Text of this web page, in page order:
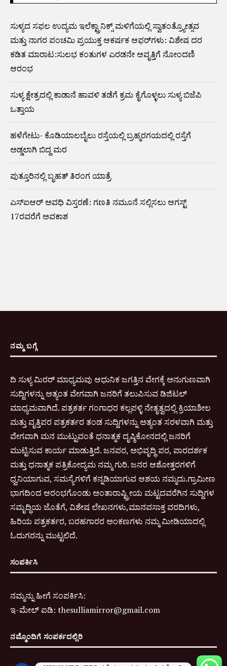
ಸುಳ್ಯದ ಸಫಲ ಉದ್ಯಮ ಇಲೆಕ್ಟ್ರಾನಿಕ್ಸ್ ಮಳಿಗೆಯಲ್ಲಿ ಸ್ವಾತಂತ್ರ್ಯೋತ್ಸವ
ಮತ್ತು ನಾಗರ ಪಂಚಮಿ ಪ್ರಯುಕ್ತ ಆಕರ್ಷಕ ಆಫರ್‌ಗಳು: ವಿಶೇಷ ದರ
ಕಡಿತ ಮಾರಾಟ:ಸುಲಭ ಕಂತುಗಳ ಎರಡನೇ ಆವೃತ್ತಿಗೆ ನೋಂದಣಿ
ಆರಂಭ
ಸುಳ್ಯ ಕ್ಷೇತ್ರದಲ್ಲಿ ಕಾಡಾನೆ ಹಾವಳಿ ತಡೆಗೆ ಕ್ರಮ ಕೈಗೊಳ್ಳಲು ಸುಳ್ಯ ಬಿಜೆಪಿ
ಒತ್ತಾಯ
ಹಳೆಗೇಟು- ಕೊಡಿಯಾಲಬೈಲು ರಸ್ತೆಯಲ್ಲಿ ಬ್ರಹ್ಮರಗಯದಲ್ಲಿ ರಸ್ತೆಗೆ
ಅಡ್ಡಲಾಗಿ ಬಿದ್ದ ಮರ
ಪುತ್ತೂರಿನಲ್ಲಿ ಬೃಹತ್ ತಿರಂಗ ಯಾತ್ರೆ
ಎಸ್‌ಐಆರ್‌ ಅವಧಿ ವಿಸ್ತರಣೆ: ಗಣತಿ ನಮೂನೆ ಸಲ್ಲಿಸಲು ಆಗಸ್ಟ್‌
17ರವರೆಗೆ ಅವಕಾಶ
ನಮ್ಮ ಬಗ್ಗೆ
ದಿ ಸುಳ್ಯ ಮಿರರ್ ಮಾಧ್ಯಮವು ಆಧುನಿಕ ಜಗತ್ತಿನ ವೇಗಕ್ಕೆ ಅನುಗುಣವಾಗಿ
ಸುದ್ದಿಗಳನ್ನು ಅತ್ಯಂತ ವೇಗವಾಗಿ ಜನರಿಗೆ ತಲುಪಿಸುವ ಡಿಜಿಟಲ್
ಮಾಧ್ಯಮವಾಗಿದೆ. ಪತ್ರಕರ್ತ ಗಂಗಾಧರ ಕಲ್ಲಪಳ್ಳಿ ನೇತೃತ್ವದಲ್ಲಿ ಕ್ರಿಯಾಶೀಲ
ಮತ್ತು ವೃತ್ತಿಪರ ಪತ್ರಕರ್ತರ ತಂಡ ಸುದ್ದಿಗಳನ್ನು ಅತ್ಯಂತ ಸರಳವಾಗಿ ಮತ್ತು
ವೇಗವಾಗಿ ಮನ ಮುಟ್ಟುವಂತೆ ಧನಾತ್ಮಕ ದೃಷ್ಠಿಕೋನದಲ್ಲಿ ಜನರಿಗೆ
ಮುಟ್ಟಿಸುವ ಕಾರ್ಯ ಮಾಡುತ್ತಿದೆ. ಜನಪರ, ಅಭಿವೃದ್ಧಿ ಪರ, ಪಾರದರ್ಶಕ
ಮತ್ತು ಧನಾತ್ಮಕ ಪತ್ರಿಕೋದ್ಯಮ ನಮ್ಮ ಗುರಿ. ಜನರ ಆಶೋತ್ತರಗಳಿಗೆ
ಧ್ವನಿಯಾಗುವ, ಸಮಸ್ಯೆಗಳಿಗೆ ಕನ್ನಡಿಯಾಗುವ ಆಶಯ ನಮ್ಮದು.ಗ್ರಾಮೀಣ
ಭಾಗದಿಂದ ಆರಂಭಗೊಂಡು ಅಂತಾರಾಷ್ಟ್ರೀಯ ಮಟ್ಟದವರೆಗಿನ ಸುದ್ದಿಗಳ
ಸಮೃದ್ಧಿಯ ಜೊತೆಗೆ, ವಿಶೇಷ ಲೇಖನಗಳು,ಮಾನವಸಾಕ್ತ ವರದಿಗಳು,
ಹಿರಿಯ ಪತ್ರಕರ್ತರ, ಬರಹಗಾರರ ಅಂಕಣಗಳು ನಮ್ಮ ಮೀಡಿಯಾದಲ್ಲಿ
ಓದುಗರನ್ನು ಮುಟ್ಟಲಿದೆ.
ಸಂಪರ್ಕಿಸಿ
ನಮ್ಮನ್ನು ಹೀಗೆ ಸಂಪರ್ಕಿಸಿ:
ಇ-ಮೇಲ್ ಐಡಿ: thesulliamirror@gmail.com
ನಮ್ಮೊಂದಿಗೆ ಸಂಪರ್ಕದಲ್ಲಿರಿ